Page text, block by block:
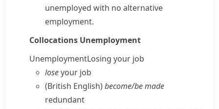
unemployed with no alternative
employment.
Collocations Unemployment
UnemploymentLosing your job
loseyour job
(British English)become/​be made
redundant